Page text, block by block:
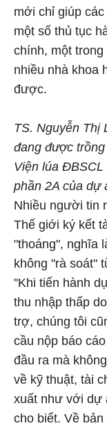
mới chỉ giúp
một số thủ tục
chính, một
nhiều nhà khoa
được.
TS. Nguyễn Thị
đang được
Viện lúa
phần 2A của dự
Nhiều người tin
Thế giới ký kết
"thoáng", nghĩa
không "rà soát"
"Khi tiến hành
thu nhập thấp
trợ, chúng tôi
cầu nộp báo
đầu ra mà
về kỹ thuật, tài
xuất như với dự
cho biết. Về